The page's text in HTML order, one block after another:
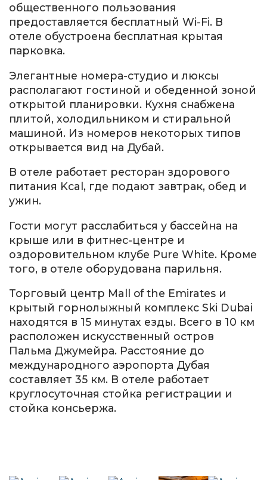
общественного пользования
предоставляется бесплатный Wi-Fi. В
отеле обустроена бесплатная крытая
парковка.
Элегантные номера-студио и люксы
располагают гостиной и обеденной зоной
открытой планировки. Кухня снабжена
плитой, холодильником и стиральной
машиной. Из номеров некоторых типов
открывается вид на Дубай.
В отеле работает ресторан здорового
питания Kcal, где подают завтрак, обед и
ужин.
Гости могут расслабиться у бассейна на
крыше или в фитнес-центре и
оздоровительном клубе Pure White. Кроме
того, в отеле оборудована парильня.
Торговый центр Mall of the Emirates и
крытый горнолыжный комплекс Ski Dubai
находятся в 15 минутах езды. Всего в 10 км
расположен искусственный остров
Пальма Джумейра. Расстояние до
международного аэропорта Дубая
составляет 35 км. В отеле работает
круглосуточная стойка регистрации и
стойка консьержа.